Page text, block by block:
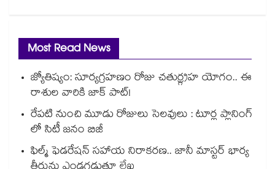
Most Read News
జ్యోతిష్యం: సూర్యగ్రహణం రోజు చతుర్గ్రహ యోగం.. ఈ
రాశుల వారికి జాక్ పాట్!
రేపటి నుంచి మూడు రోజులు సెలవులు : టూర్ల ప్లానింగ్
లో సిటీ జనం బిజీ
ఫిల్మ్ ఫెడరేషన్ సహాయ నిరాకరణ.. జానీ మాస్టర్ భార్య